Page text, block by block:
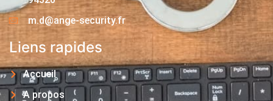
m.d@ange-security.fr
Liens rapides
Accueil
A propos